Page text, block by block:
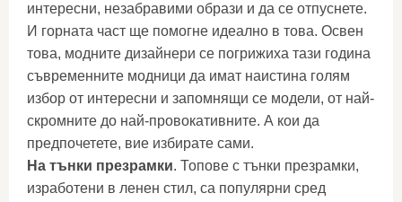
интересни, незабравими образи и да се отпуснете.
И горната част ще помогне идеално в това. Освен
това, модните дизайнери се погрижиха тази година
съвременните модници да имат наистина голям
избор от интересни и запомнящи се модели, от най-
скромните до най-провокативните. А кои да
предпочетете, вие избирате сами.
На тънки презрамки. Топове с тънки презрамки,
изработени в ленен стил, са популярни сред